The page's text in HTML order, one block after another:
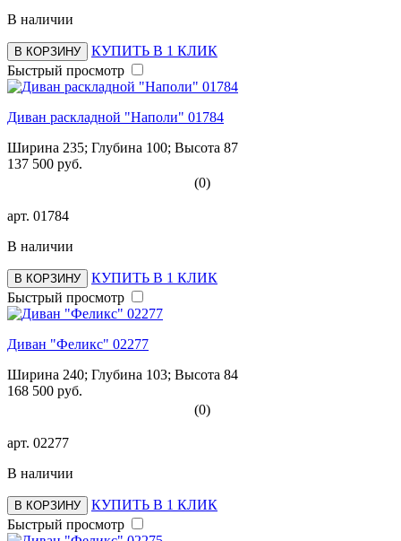
В наличии
В КОРЗИНУ
КУПИТЬ В 1 КЛИК
Быстрый просмотр
Диван раскладной "Наполи" 01784
Ширина 235; Глубина 100; Высота 87
137 500 руб.
(0)
арт. 01784
В наличии
В КОРЗИНУ
КУПИТЬ В 1 КЛИК
Быстрый просмотр
Диван "Феликс" 02277
Ширина 240; Глубина 103; Высота 84
168 500 руб.
(0)
арт. 02277
В наличии
В КОРЗИНУ
КУПИТЬ В 1 КЛИК
Быстрый просмотр